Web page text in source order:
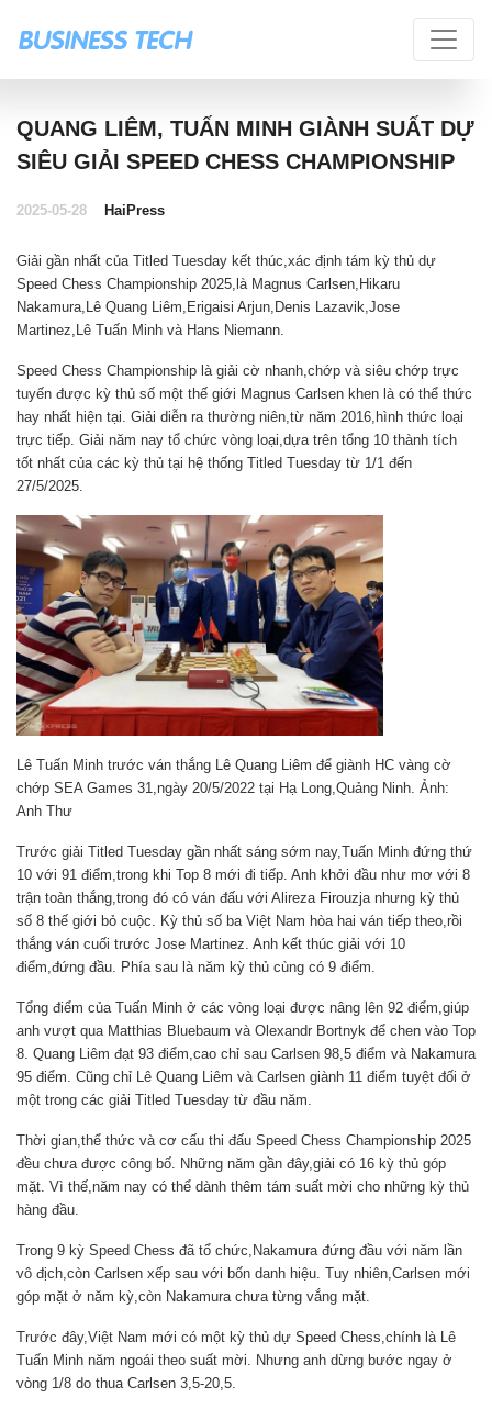
QUANG LIÊM, TUẤN MINH GIÀNH SUẤT DỰ
SIÊU GIẢI SPEED CHESS CHAMPIONSHIP
2025-05-28 HaiPress
Giải gần nhất của Titled Tuesday kết thúc,xác định tám kỳ thủ dự
Speed Chess Championship 2025,là Magnus Carlsen,Hikaru
Nakamura,Lê Quang Liêm,Erigaisi Arjun,Denis Lazavik,Jose
Martinez,Lê Tuấn Minh và Hans Niemann.
Speed Chess Championship là giải cờ nhanh,chớp và siêu chớp trực
tuyến được kỳ thủ số một thế giới Magnus Carlsen khen là có thể thức
hay nhất hiện tại. Giải diễn ra thường niên,từ năm 2016,hình thức loại
trực tiếp. Giải năm nay tổ chức vòng loại,dựa trên tổng 10 thành tích
tốt nhất của các kỳ thủ tại hệ thống Titled Tuesday từ 1/1 đến
27/5/2025.
Lê Tuấn Minh trước ván thắng Lê Quang Liêm để giành HC vàng cờ
chớp SEA Games 31,ngày 20/5/2022 tại Hạ Long,Quảng Ninh. Ảnh:
Anh Thư
Trước giải Titled Tuesday gần nhất sáng sớm nay,Tuấn Minh đứng thứ
10 với 91 điểm,trong khi Top 8 mới đi tiếp. Anh khởi đầu như mơ với 8
trận toàn thắng,trong đó có ván đấu với Alireza Firouzja nhưng kỳ thủ
số 8 thế giới bỏ cuộc. Kỳ thủ số ba Việt Nam hòa hai ván tiếp theo,rồi
thắng ván cuối trước Jose Martinez. Anh kết thúc giải với 10
điểm,đứng đầu. Phía sau là năm kỳ thủ cùng có 9 điểm.
Tổng điểm của Tuấn Minh ở các vòng loại được nâng lên 92 điểm,giúp
anh vượt qua Matthias Bluebaum và Olexandr Bortnyk để chen vào Top
8. Quang Liêm đạt 93 điểm,cao chỉ sau Carlsen 98,5 điểm và Nakamura
95 điểm. Cũng chỉ Lê Quang Liêm và Carlsen giành 11 điểm tuyệt đối ở
một trong các giải Titled Tuesday từ đầu năm.
Thời gian,thể thức và cơ cấu thi đấu Speed Chess Championship 2025
đều chưa được công bố. Những năm gần đây,giải có 16 kỳ thủ góp
mặt. Vì thế,năm nay có thể dành thêm tám suất mời cho những kỳ thủ
hàng đầu.
Trong 9 kỳ Speed Chess đã tổ chức,Nakamura đứng đầu với năm lần
vô địch,còn Carlsen xếp sau với bốn danh hiệu. Tuy nhiên,Carlsen mới
góp mặt ở năm kỳ,còn Nakamura chưa từng vắng mặt.
Trước đây,Việt Nam mới có một kỳ thủ dự Speed Chess,chính là Lê
Tuấn Minh năm ngoái theo suất mời. Nhưng anh dừng bước ngay ở
vòng 1/8 do thua Carlsen 3,5-20,5.